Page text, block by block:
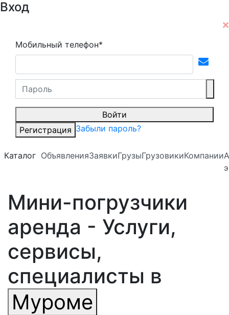
Вход
Мобильный телефон*
Войти
Регистрация Забыли пароль?
Каталог ОбъявленияЗаявкиГрузыГрузовикиКомпании
Мини-погрузчики
аренда - Услуги,
сервисы,
специалисты в
Муроме